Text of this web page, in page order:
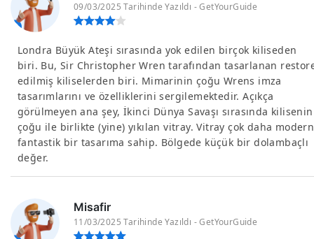
09/03/2025 Tarihinde Yazıldı - GetYourGuide
Londra Büyük Ateşi sırasında yok edilen birçok kiliseden
biri. Bu, Sir Christopher Wren tarafından tasarlanan
edilmiş kiliselerden biri. Mimarinin çoğu Wrens imza
tasarımlarını ve özelliklerini sergilemektedir. Açıkça
görülmeyen ana şey, İkinci Dünya Savaşı sırasında kilisenin
çoğu ile birlikte (yine) yıkılan vitray. Vitray çok daha
fantastik bir tasarıma sahip. Bölgede küçük bir dolambaçlı
değer.
Misafir
11/03/2025 Tarihinde Yazıldı - GetYourGuide